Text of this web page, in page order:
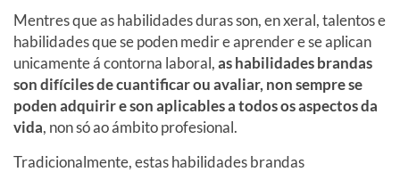
Mentres que as habilidades duras son, en xeral, talentos e
habilidades que se poden medir e aprender e se aplican
unicamente á contorna laboral,as habilidades brandas
son difíciles de cuantificar ou avaliar, non sempre se
poden adquirir e son aplicables a todos os aspectos da
vida, non só ao ámbito profesional.
Tradicionalmente, estas habilidades brandas